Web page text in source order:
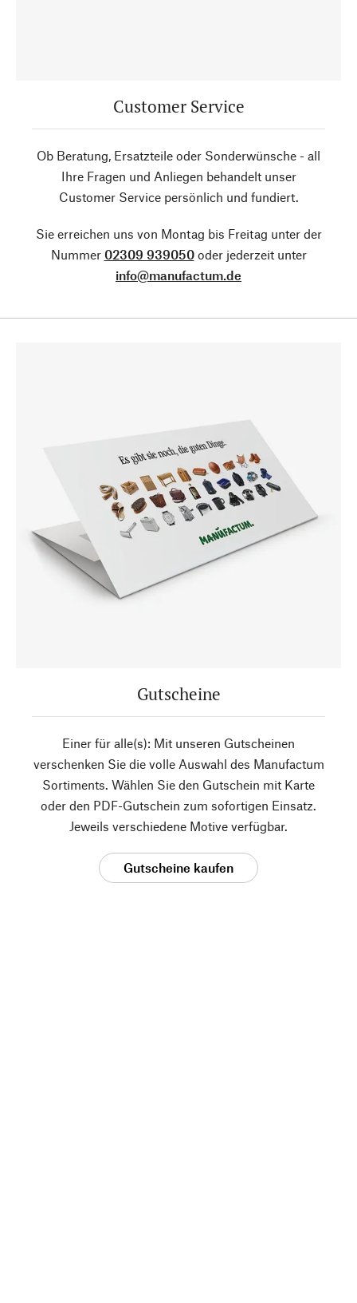
Customer Service
Ob Beratung, Ersatzteile oder Sonderwünsche - all
Ihre Fragen und Anliegen behandelt unser
Customer Service persönlich und fundiert.
Sie erreichen uns von Montag bis Freitag unter der
Nummer 02309 939050oder jederzeit unter
info@manufactum.de
Gutscheine
Einer für alle(s): Mit unseren Gutscheinen
verschenken Sie die volle Auswahl des Manufactum
Sortiments. Wählen Sie den Gutschein mit Karte
oder den PDF-Gutschein zum sofortigen Einsatz.
Jeweils verschiedene Motive verfügbar.
Gutscheine kaufen